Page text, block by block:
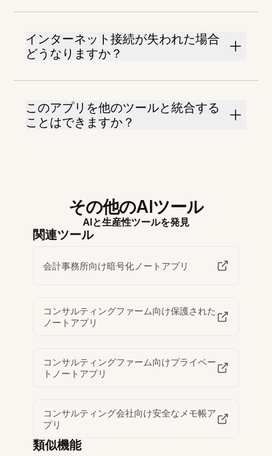
インターネット接続が失われた場合
どうなりますか？
このアプリを他のツールと統合する
ことはできますか？
その他のAIツール
AIと生産性ツールを発見
関連ツール
会計事務所向け暗号化ノートアプリ
コンサルティングファーム向け保護された
ノートアプリ
コンサルティングファーム向けプライベー
トノートアプリ
コンサルティング会社向け安全なメモ帳ア
プリ
類似機能